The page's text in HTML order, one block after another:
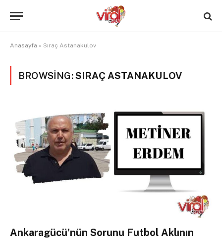
Anasayfa » Sıraç Astanakulov
BROWSING:SIRAÇ ASTANAKULOV
Ankaragücü’nün Sorunu Futbol Aklının